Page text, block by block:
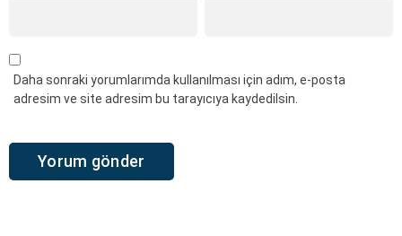
Daha sonraki yorumlarımda kullanılması için adım, e-posta
adresim ve site adresim bu tarayıcıya kaydedilsin.